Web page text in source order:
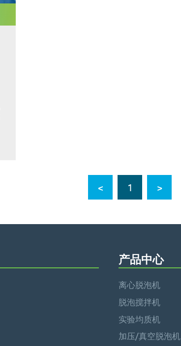
< 1 >
产品中心
离心脱泡机
脱泡搅拌机
实验均质机
加压/真空脱泡机